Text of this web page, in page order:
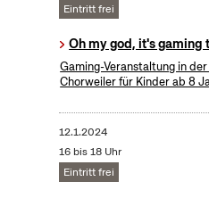
Eintritt frei
Oh my god, it's gaming
Gaming-Veranstaltung in
Chorweiler für Kinder ab 8
12.1.2024
16 bis 18 Uhr
Eintritt frei